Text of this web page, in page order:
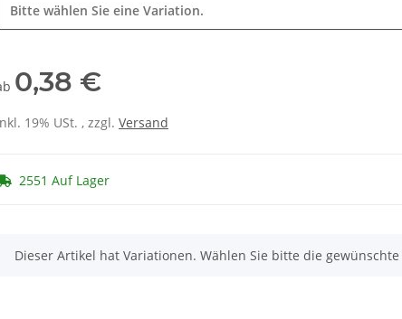
Bitte wählen Sie eine Variation.
0,38 €
19% USt. , zzgl. Versand
2551 Auf Lager
x
Dieser Artikel hat Variationen. Wählen Sie bitte die